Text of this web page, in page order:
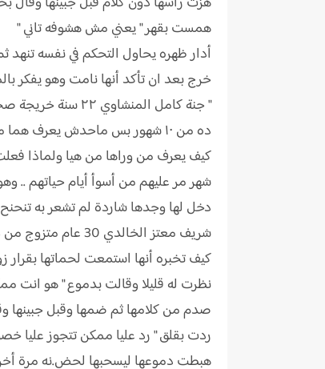
همست بقهر " يعني مش هشوفه تاني "
أدار ظهره يحاول التحكم في نفسه تنهد
خرج بعد ان تأكد أنها نامت وهو يفكر
ده من ١٠ شهور بس ماحدش يعرف هما منين "
كيف يعرف من وراها من هيا ولماذا فعلت
شهر مر عليهم من أسوأ أيام حياتهم ..
دخل لها وجدها شاردة لم تشعر به
شريف معتز الخالدي 30 عام متزوج من دلال ابنة عمته ذات ال٢٥ عام "
كيف تخبره أنها استمعت لحماتها بقرار
نظرت له قليلا وقالت بدموع " هو انت
صدم من كلامها ثم ضمها وقبل جبينها
ردت بقلق " رد عليا ممكن تتجوز عليا
هبطت دموعها ليسحبها لحض.نه مرة